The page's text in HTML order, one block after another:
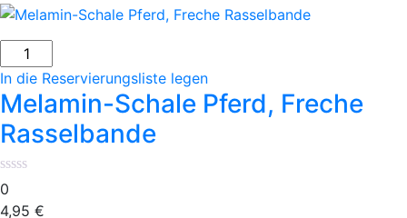
Melamin-
Schale
Pferd,
Freche
Rasselbande
Menge
In die Reservierungsliste legen
Melamin-Schale Pferd, Freche
Rasselbande
0
4,95 €